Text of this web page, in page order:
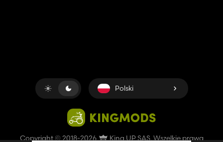
Copyright © 2018-2026 King UP SAS. Wszelkie prawa
Polski